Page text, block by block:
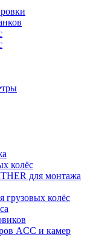
колёс
для монтажа
грузовых колёс
ACC и камер